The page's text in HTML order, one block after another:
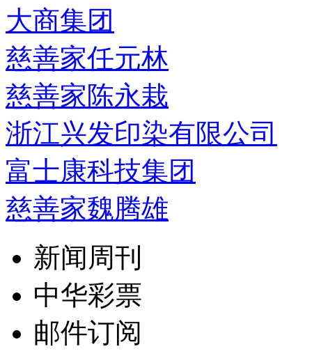
大商集团
慈善家任元林
慈善家陈永栽
浙江兴发印染有限公司
富士康科技集团
慈善家魏腾雄
新闻周刊
中华彩票
邮件订阅